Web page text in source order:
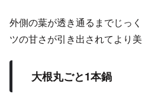
外側の葉が透き通るまでじっ
ツの甘さが引き出されてより
大根丸ごと1本鍋